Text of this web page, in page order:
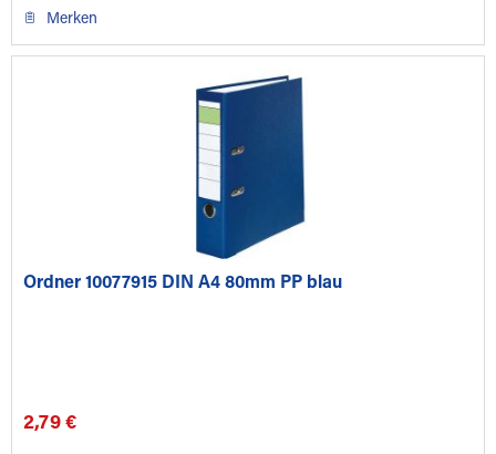
Merken
Ordner 10077915 DIN A4 80mm PP blau
2,79 €